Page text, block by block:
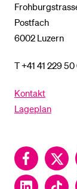
Postfach
6002 Luzern
T +41 41 229
Kontakt
Lageplan
FacebookTwitter
LinkedInTikTok